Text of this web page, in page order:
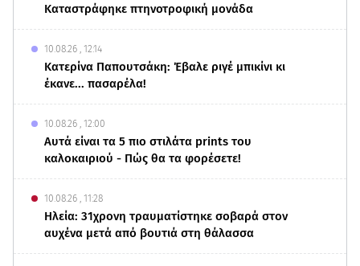
Καταστράφηκε πτηνοτροφική μονάδα
10.08.26 , 12:14
Κατερίνα Παπουτσάκη: Έβαλε ριγέ μπικίνι κι
έκανε... πασαρέλα!
10.08.26 , 12:00
Αυτά είναι τα 5 πιο στιλάτα prints του
καλοκαιριού - Πώς θα τα φορέσετε!
10.08.26 , 11:28
Ηλεία: 31χρονη τραυματίστηκε σοβαρά στον
αυχένα μετά από βουτιά στη θάλασσα